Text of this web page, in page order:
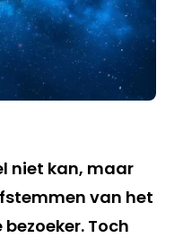
niet kan, maar
van het
Toch